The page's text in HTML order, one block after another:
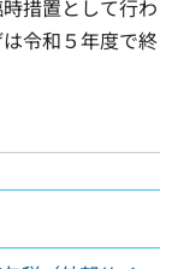
措置として行わ
令和５年度で終